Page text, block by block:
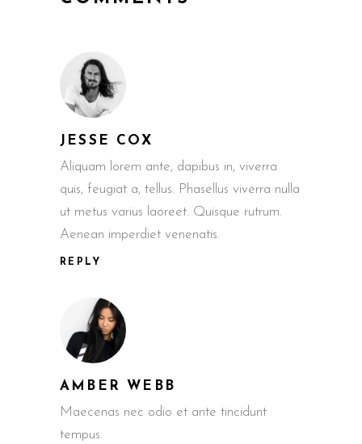
JESSE COX
Aliquam lorem ante, dapibus in, viverra
quis, feugiat a, tellus. Phasellus viverra nulla
ut metus varius laoreet. Quisque rutrum.
Aenean imperdiet venenatis.
REPLY
AMBER WEBB
Maecenas nec odio et ante tincidunt
tempus.